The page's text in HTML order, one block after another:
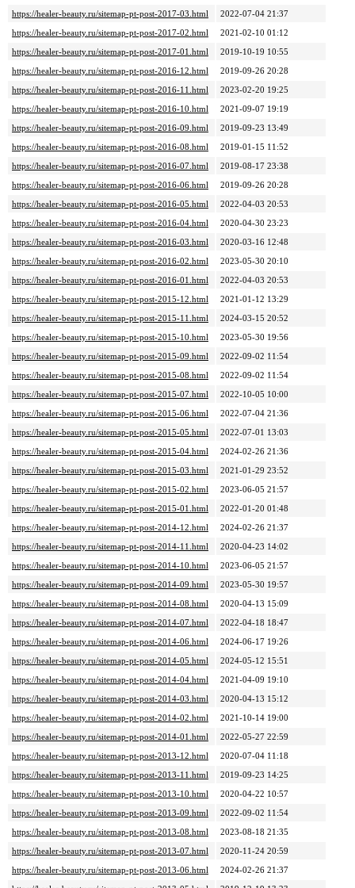
https://healer-beauty.ru/sitemap-pt-post-2017-03.html
2022-07-04 21:37
https://healer-beauty.ru/sitemap-pt-post-2017-02.html
2021-02-10 01:12
https://healer-beauty.ru/sitemap-pt-post-2017-01.html
2019-10-19 10:55
https://healer-beauty.ru/sitemap-pt-post-2016-12.html
2019-09-26 20:28
https://healer-beauty.ru/sitemap-pt-post-2016-11.html
2023-02-20 19:25
https://healer-beauty.ru/sitemap-pt-post-2016-10.html
2021-09-07 19:19
https://healer-beauty.ru/sitemap-pt-post-2016-09.html
2019-09-23 13:49
https://healer-beauty.ru/sitemap-pt-post-2016-08.html
2019-01-15 11:52
https://healer-beauty.ru/sitemap-pt-post-2016-07.html
2019-08-17 23:38
https://healer-beauty.ru/sitemap-pt-post-2016-06.html
2019-09-26 20:28
https://healer-beauty.ru/sitemap-pt-post-2016-05.html
2022-04-03 20:53
https://healer-beauty.ru/sitemap-pt-post-2016-04.html
2020-04-30 23:23
https://healer-beauty.ru/sitemap-pt-post-2016-03.html
2020-03-16 12:48
https://healer-beauty.ru/sitemap-pt-post-2016-02.html
2023-05-30 20:10
https://healer-beauty.ru/sitemap-pt-post-2016-01.html
2022-04-03 20:53
https://healer-beauty.ru/sitemap-pt-post-2015-12.html
2021-01-12 13:29
https://healer-beauty.ru/sitemap-pt-post-2015-11.html
2024-03-15 20:52
https://healer-beauty.ru/sitemap-pt-post-2015-10.html
2023-05-30 19:56
https://healer-beauty.ru/sitemap-pt-post-2015-09.html
2022-09-02 11:54
https://healer-beauty.ru/sitemap-pt-post-2015-08.html
2022-09-02 11:54
https://healer-beauty.ru/sitemap-pt-post-2015-07.html
2022-10-05 10:00
https://healer-beauty.ru/sitemap-pt-post-2015-06.html
2022-07-04 21:36
https://healer-beauty.ru/sitemap-pt-post-2015-05.html
2022-07-01 13:03
https://healer-beauty.ru/sitemap-pt-post-2015-04.html
2024-02-26 21:36
https://healer-beauty.ru/sitemap-pt-post-2015-03.html
2021-01-29 23:52
https://healer-beauty.ru/sitemap-pt-post-2015-02.html
2023-06-05 21:57
https://healer-beauty.ru/sitemap-pt-post-2015-01.html
2022-01-20 01:48
https://healer-beauty.ru/sitemap-pt-post-2014-12.html
2024-02-26 21:37
https://healer-beauty.ru/sitemap-pt-post-2014-11.html
2020-04-23 14:02
https://healer-beauty.ru/sitemap-pt-post-2014-10.html
2023-06-05 21:57
https://healer-beauty.ru/sitemap-pt-post-2014-09.html
2023-05-30 19:57
https://healer-beauty.ru/sitemap-pt-post-2014-08.html
2020-04-13 15:09
https://healer-beauty.ru/sitemap-pt-post-2014-07.html
2022-04-18 18:47
https://healer-beauty.ru/sitemap-pt-post-2014-06.html
2024-06-17 19:26
https://healer-beauty.ru/sitemap-pt-post-2014-05.html
2024-05-12 15:51
https://healer-beauty.ru/sitemap-pt-post-2014-04.html
2021-04-09 19:10
https://healer-beauty.ru/sitemap-pt-post-2014-03.html
2020-04-13 15:12
https://healer-beauty.ru/sitemap-pt-post-2014-02.html
2021-10-14 19:00
https://healer-beauty.ru/sitemap-pt-post-2014-01.html
2022-05-27 22:59
https://healer-beauty.ru/sitemap-pt-post-2013-12.html
2020-07-04 11:18
https://healer-beauty.ru/sitemap-pt-post-2013-11.html
2019-09-23 14:25
https://healer-beauty.ru/sitemap-pt-post-2013-10.html
2020-04-22 10:57
https://healer-beauty.ru/sitemap-pt-post-2013-09.html
2022-09-02 11:54
https://healer-beauty.ru/sitemap-pt-post-2013-08.html
2023-08-18 21:35
https://healer-beauty.ru/sitemap-pt-post-2013-07.html
2020-11-24 20:59
https://healer-beauty.ru/sitemap-pt-post-2013-06.html
2024-02-26 21:37